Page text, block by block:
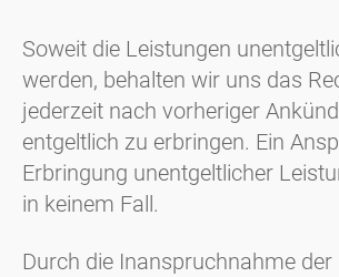
Soweit die Leistungen
werden, behalten wir uns das
jederzeit nach vorheriger
entgeltlich zu erbringen. Ein
Erbringung unentgeltlicher
in keinem Fall.
Durch die Inanspruchnahme der